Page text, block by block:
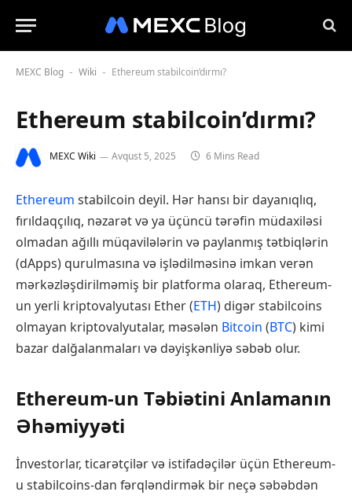
MEXC Blog - Wiki - Ethereum stabilcoin’dırmı?
Ethereum stabilcoin’dırmı?
MEXC Wiki Avqust 5, 2025 6 Mins Read
Ethereum stabilcoin deyil. Hər hansı bir dayanıqlıq,
fırıldaqçılıq, nəzarət və ya üçüncü tərəfin müdaxiləsi
olmadan ağıllı müqavilələrin və paylanmış tətbiqlərin
(dApps) qurulmasına və işlədilməsinə imkan verən
mərkəzləşdirilməmiş bir platforma olaraq, Ethereum-
un yerli kriptovalyutası Ether (ETH) digər stabilcoins
olmayan kriptovalyutalar, məsələn Bitcoin (BTC) kimi
bazar dalğalanmaları və dəyişkənliyə səbəb olur.
Ethereum-un Təbiətini Anlamanın
Əhəmiyyəti
İnvestorlar, ticarətçilər və istifadəçilər üçün Ethereum-
u stabilcoins-dan fərqləndirmək bir neçə səbəbdən